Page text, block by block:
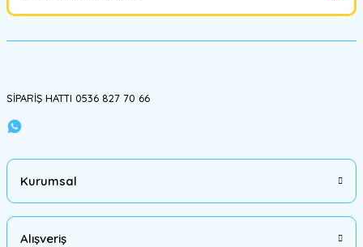
SİPARİŞ HATTI 0536 827 70 66
Kurumsal
Alışveriş